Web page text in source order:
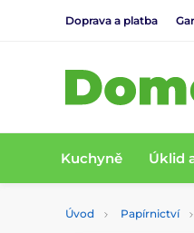
Doprava a platba
Kuchyně Úklid
Úvod Papírnictví